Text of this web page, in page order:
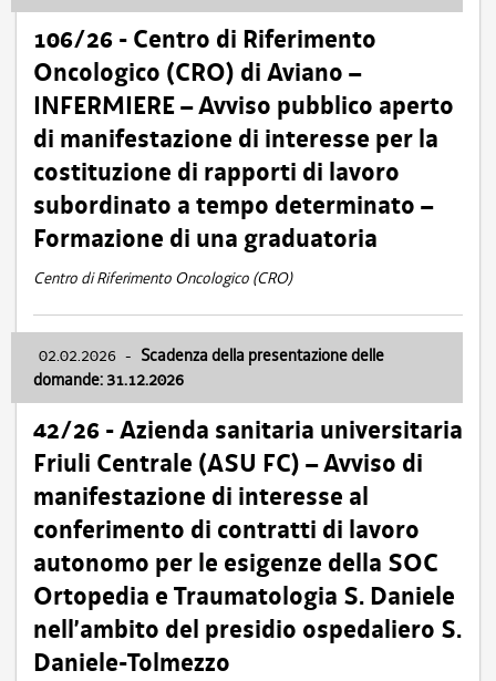
106/26 - Centro di Riferimento
Oncologico (CRO) di Aviano –
INFERMIERE – Avviso pubblico aperto
di manifestazione di interesse per la
costituzione di rapporti di lavoro
subordinato a tempo determinato –
Formazione di una graduatoria
Centro di Riferimento Oncologico (CRO)
02.02.2026 - Scadenza della presentazione delle
domande: 31.12.2026
42/26 - Azienda sanitaria universitaria
Friuli Centrale (ASU FC) – Avviso di
manifestazione di interesse al
conferimento di contratti di lavoro
autonomo per le esigenze della SOC
Ortopedia e Traumatologia S. Daniele
nell’ambito del presidio ospedaliero S.
Daniele-Tolmezzo